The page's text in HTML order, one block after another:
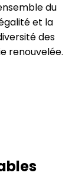
du
et la
des
renouvelée.